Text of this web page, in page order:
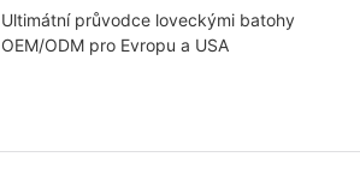
Ultimátní průvodce loveckými batohy
OEM/ODM pro Evropu a USA